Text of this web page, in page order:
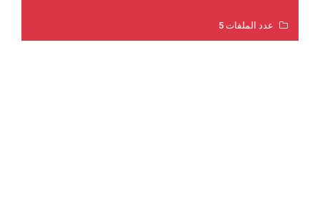
عدد الملفات 5